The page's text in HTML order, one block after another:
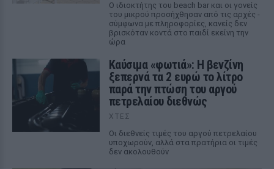
Ο ιδιοκτήτης του beach bar και οι γονείς
του μικρού προσήχθησαν από τις αρχές -
σύμφωνα με πληροφορίες, κανείς δεν
βρισκόταν κοντά στο παιδί εκείνη την
ώρα
Καύσιμα «φωτιά»: Η βενζίνη
ξεπερνά τα 2 ευρώ το λίτρο
παρά την πτώση του αργού
πετρελαίου διεθνώς
ΧΤΕΣ
Οι διεθνείς τιμές του αργού πετρελαίου
υποχωρούν, αλλά στα πρατήρια οι τιμές
δεν ακολουθούν